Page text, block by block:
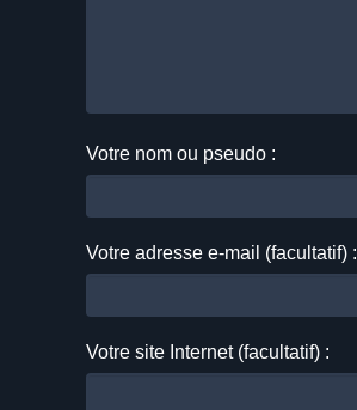
Votre nom ou pseudo :
Votre adresse e-mail (facultatif) :
Votre site Internet (facultatif) :